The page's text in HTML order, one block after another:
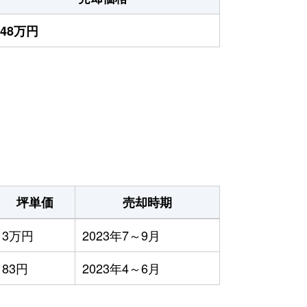
万円
坪単価
売却時期
3万円
2023年7～9月
83円 2023年4～6月